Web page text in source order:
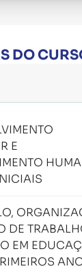
DO
E
DE
EM